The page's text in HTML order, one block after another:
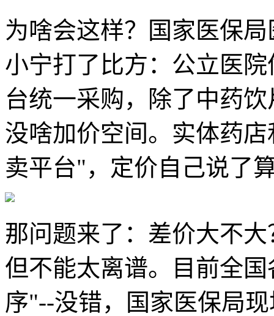
为啥会这样？国家医保
小宁打了比方：公立医
台统一采购，除了中药
没啥加价空间。实体药
卖平台"，定价自己说了
那问题来了：差价大不
但不能太离谱。目前全
序"--没错，国家医保局